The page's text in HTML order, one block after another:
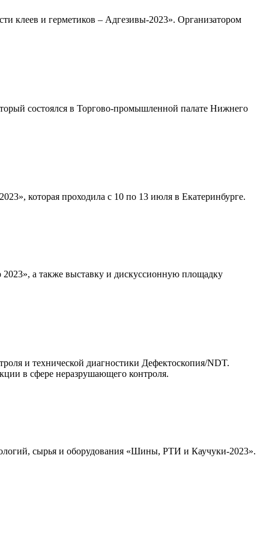
клеев и герметиков – Адгезивы-2023». Организатором
состоялся в Торгово-промышленной палате Нижнего
которая проходила с 10 по 13 июля в Екатеринбурге.
а также выставку и дискуссионную площадку
и технической диагностики Дефектоскопия/NDT.
в сфере неразрушающего контроля.
сырья и оборудования «Шины, РТИ и Каучуки-2023».